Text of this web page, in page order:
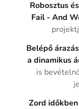
Robosztus
Fail - And
Belépő
a dinamikus
is
Zord